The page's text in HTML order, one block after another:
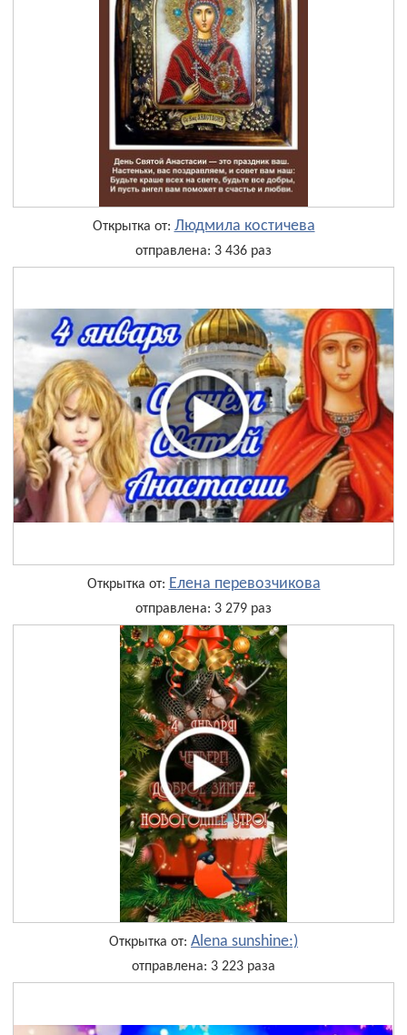
Открытка от: Людмила костичева
отправлена: 3 436 раз
Открытка от: Елена перевозчикова
отправлена: 3 279 раз
Открытка от: Alena sunshine:)
отправлена: 3 223 раза